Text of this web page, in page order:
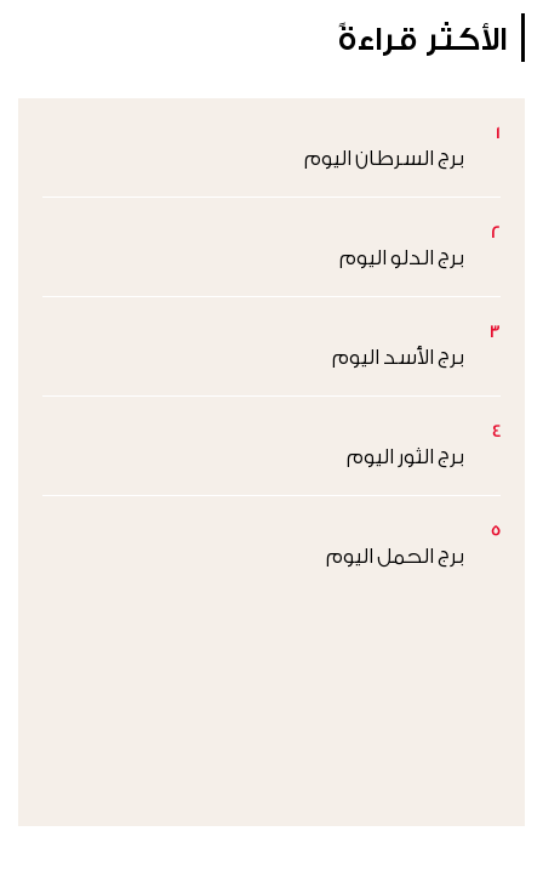
الأكثر قراءةً
1
برج السرطان اليوم
2
برج الدلو اليوم
3
برج الأسد اليوم
4
برج الثور اليوم
5
برج الحمل اليوم